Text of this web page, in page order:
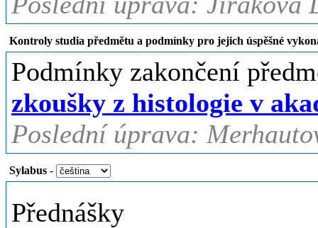
Kontroly studia předmětu a podmínky pro jejich úspěšné
Podmínky zakončení
zkoušky z histologie v
Poslední úprava:
Sylabus -
Přednášky